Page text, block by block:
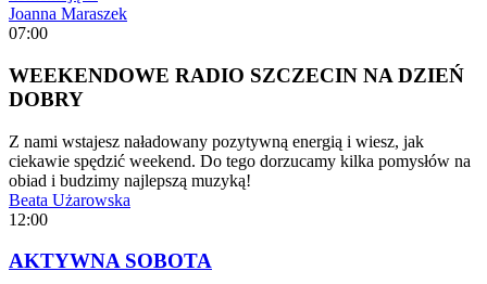
Joanna Maraszek
07:00
WEEKENDOWE RADIO SZCZECIN NA DZIEŃ
DOBRY
Z nami wstajesz naładowany pozytywną energią i wiesz, jak
ciekawie spędzić weekend. Do tego dorzucamy kilka pomysłów na
obiad i budzimy najlepszą muzyką!
Beata Użarowska
12:00
AKTYWNA SOBOTA